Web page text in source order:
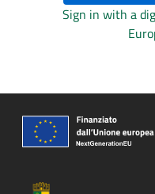
Sign in with a